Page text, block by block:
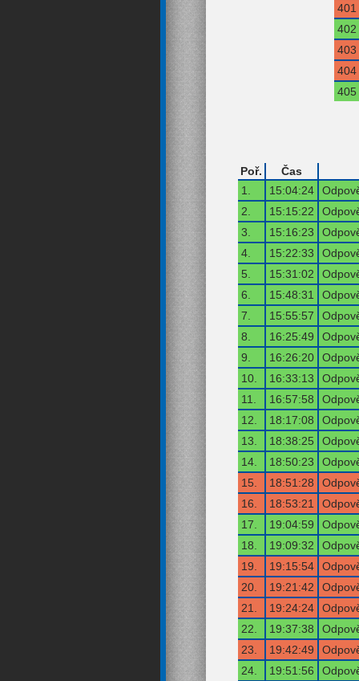
401
402
403
404
405
Poř.
Čas
1.
15:04:24
2.
15:15:22
3.
15:16:23
4.
15:22:33
5.
15:31:02
6.
15:48:31
7.
15:55:57
8.
16:25:49
9.
16:26:20
10.
16:33:13
11.
16:57:58
12.
18:17:08
13.
18:38:25
14.
18:50:23
15.
18:51:28
16.
18:53:21
17.
19:04:59
18.
19:09:32
19.
19:15:54
20.
19:21:42
21.
19:24:24
22.
19:37:38
23.
19:42:49
24.
19:51:56